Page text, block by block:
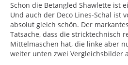
Schon die Betangled Shawlette ist
Und auch der Deco Lines-Schal ist
absolut gleich schön. Der
Tatsache, dass die stricktechnisch
Mittelmaschen hat, die linke aber
weiter unten zwei Vergleichsbilder